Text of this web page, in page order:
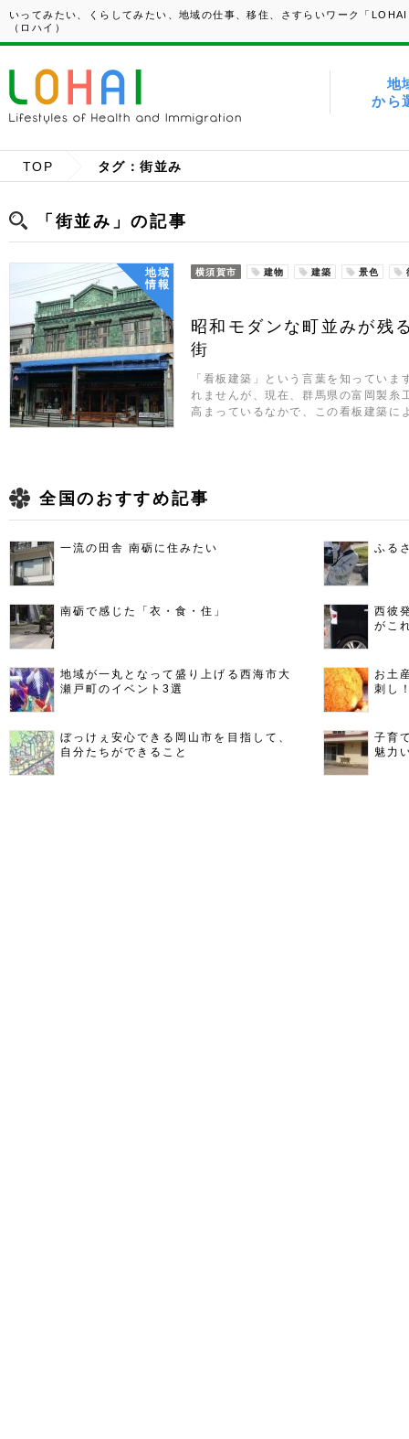
いってみたい、くらしてみたい、地域の仕事、移住、さすらいワーク「
（ロハイ）
地
から
TOP タグ：街並み
「街並み」の記事
地域
情報
横須賀市 建物 建築 景色
昭和モダンな町並みが
街
「看板建築」という言葉を知ってい
れませんが、現在、群馬県の富岡製糸
高まっているなかで、この看板建築
全国のおすすめ記事
一流の田舎 南砺に住みたい ふる
南砺で感じた「衣・食・住」
西彼
がこ
地域が一丸となって盛り上げる西海市大
瀬戸町のイベント3選
お土
刺し
ぼっけぇ安心できる岡山市を目指して、
自分たちができること
子育
魅力